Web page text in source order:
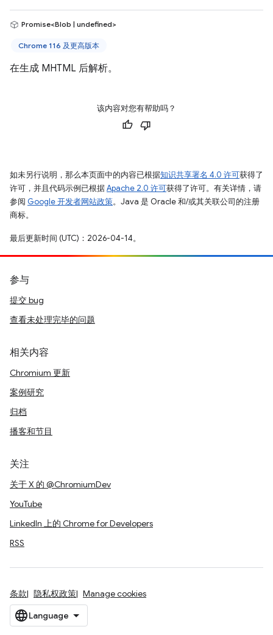
Promise<Blob | undefined>
Chrome 116 及更高版本
在生成 MHTML 后解析。
该内容对您有帮助吗？
如未另行说明，那么本页面中的内容已根据知识共享署名 4.0 许可获得了
许可，并且代码示例已根据Apache 2.0 许可获得了许可。有关详情，请
参阅 Google 开发者网站政策。Java 是 Oracle 和/或其关联公司的注册
商标。
最后更新时间 (UTC)：2026-04-14。
参与
提交 bug
查看未处理完毕的问题
相关内容
Chromium 更新
案例研究
归档
播客和节目
关注
关于 X 的 @ChromiumDev
YouTube
LinkedIn 上的 Chrome for Developers
RSS
条款 隐私权政策 Manage cookies